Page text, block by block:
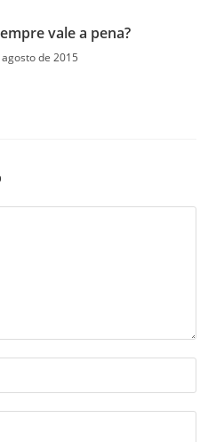
vale a pena?
de 2015